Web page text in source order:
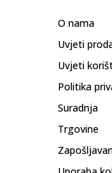
O nama
Uvjeti
Uvjeti
Politika
Suradnja
Trgovine